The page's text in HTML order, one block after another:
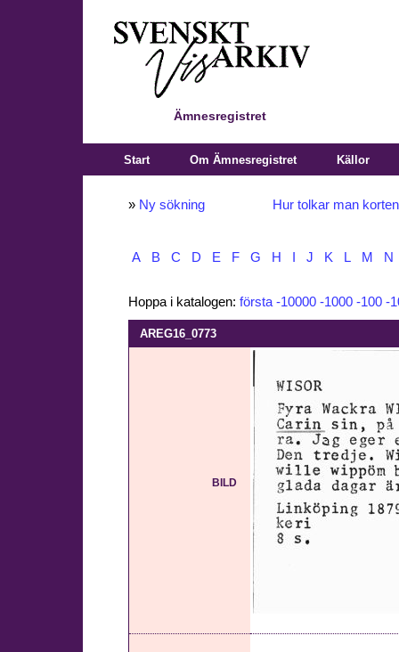
Ämnesregistret
Start Om Ämnesregistret Källor
» Ny sökning Hur tolkar man
A B C D E F G H J K L M N
Hoppa i katalogen: första -10000 -1000 -100 -
AREG16_0773
BILD